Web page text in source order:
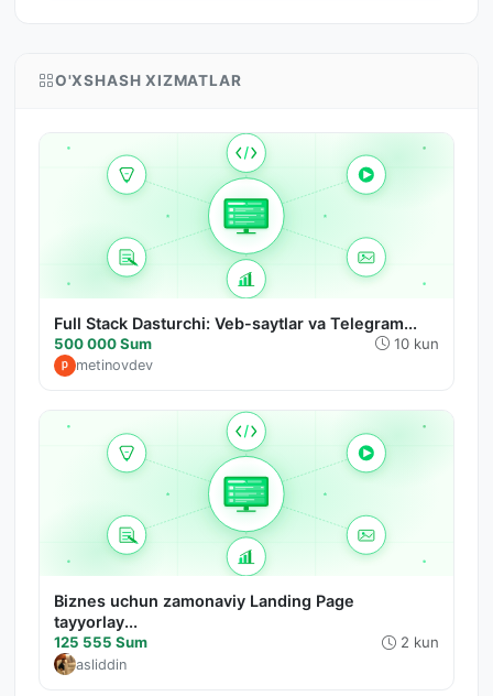
O'XSHASH XIZMATLAR
Full Stack Dasturchi: Veb-saytlar va Telegram...
500 000 Sum 10 kun
metinovdev
Biznes uchun zamonaviy Landing Page
tayyorlay...
125 555 Sum 2 kun
asliddin